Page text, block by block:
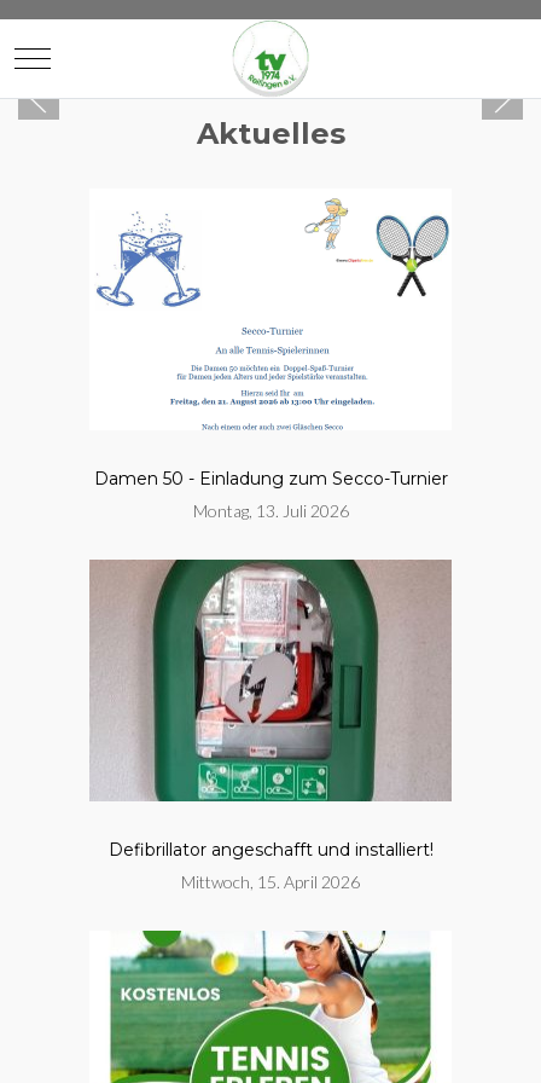
Mobile Menu Toggle
Aktuelles
Damen 50 - Einladung zum Secco-Turnier
Montag, 13. Juli 2026
Defibrillator angeschafft und installiert!
Mittwoch, 15. April 2026